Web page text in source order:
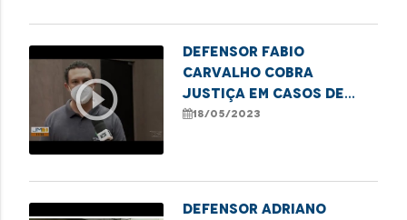
play_circle_outline
Defensor Fabio
Carvalho cobra
justiça em casos de
abuso sexual contra
18/05/2023
Defensor Adriano